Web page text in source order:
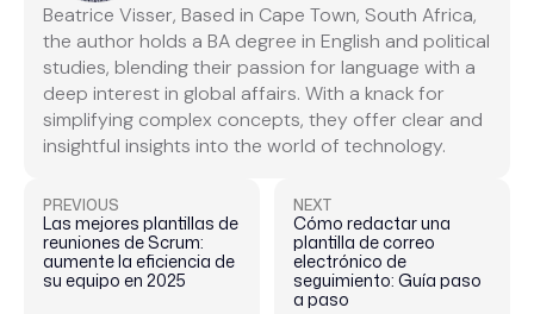
Beatrice Visser, Based in Cape Town, South Africa,
the author holds a BA degree in English and political
studies, blending their passion for language with a
deep interest in global affairs. With a knack for
simplifying complex concepts, they offer clear and
insightful insights into the world of technology.
PREVIOUS
Las mejores plantillas de
reuniones de Scrum:
aumente la eficiencia de
su equipo en 2025
NEXT
Cómo redactar una
plantilla de correo
electrónico de
seguimiento: Guía paso
a paso